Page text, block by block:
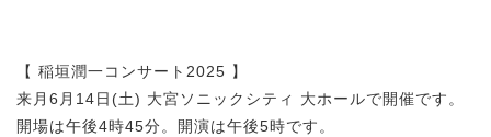
【 稲垣潤一コンサート2025 】
来月6月14日(土) 大宮ソニックシティ 大ホールで開催です。
開場は午後4時45分。開演は午後5時です。